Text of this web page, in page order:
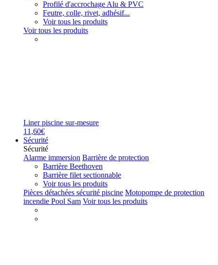
Profilé d'accrochage Alu & PVC
Feutre, colle, rivet, adhésif...
Voir tous les produits
Voir tous les produits
Liner piscine sur-mesure
11,60€
Sécurité
Sécurité
Alarme immersion Barrière de protection
Barrière Beethoven
Barrière filet sectionnable
Voir tous les produits
Pièces détachées sécurité piscine Motopompe de protection
incendie Pool Sam Voir tous les produits